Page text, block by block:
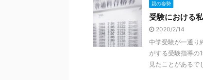
親の姿勢
受験における
2020/2/14
中学受験が一通り
がする受験指導の
見たことがあるで